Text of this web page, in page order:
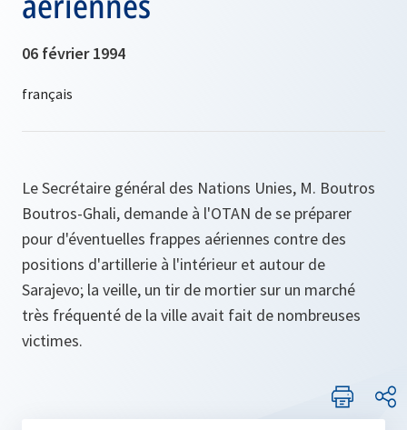
06 février 1994
Le Secrétaire général des Nations Unies, M. Boutros
Boutros-Ghali, demande à l'OTAN de se préparer
pour d'éventuelles frappes aériennes contre des
positions d'artillerie à l'intérieur et autour de
Sarajevo; la veille, un tir de mortier sur un marché
très fréquenté de la ville avait fait de nombreuses
victimes.